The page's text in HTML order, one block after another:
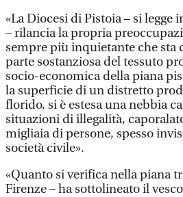
«La Diocesi di Pistoia – si legge
– rilancia la propria
sempre più inquietante che sta
parte sostanziosa del tessuto
socio-economica della piana
la superficie di un distretto
florido, si è estesa una nebbia
situazioni di illegalità,
migliaia di persone, spesso
società civile».
«Quanto si verifica nella piana
Firenze – ha sottolineato il